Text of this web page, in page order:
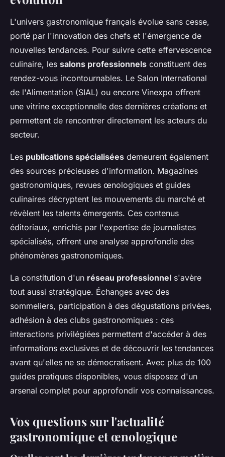
L'univers gastronomique français évolue sans cesse,
porté par l'innovation des chefs et l'émergence de
nouvelles tendances. Pour suivre cette effervescence
culinaire, les salons professionnels constituent des
rendez-vous incontournables. Le Salon International
de l'Alimentation (SIAL) ou encore Vinexpo offrent
une vitrine exceptionnelle des dernières créations et
permettent de rencontrer directement les acteurs du
secteur.
Les publications spécialisées demeurent également
des sources précieuses d'information. Magazines
gastronomiques, revues œnologiques et guides
culinaires décryptent les mouvements du marché et
révèlent les talents émergents. Ces contenus
éditoriaux, enrichis par l'expertise de journalistes
spécialisés, offrent une analyse approfondie des
phénomènes gastronomiques.
La constitution d'un réseau professionnel s'avère
tout aussi stratégique. Échanges avec des
sommeliers, participation à des dégustations privées,
adhésion à des clubs gastronomiques : ces
interactions privilégiées permettent d'accéder à des
informations exclusives et de découvrir les tendances
avant qu'elles ne se démocratisent. Avec plus de 100
guides pratiques disponibles, vous disposez d'un
arsenal complet pour approfondir vos connaissances.
Vos questions sur l'actualité
gastronomique et œnologique